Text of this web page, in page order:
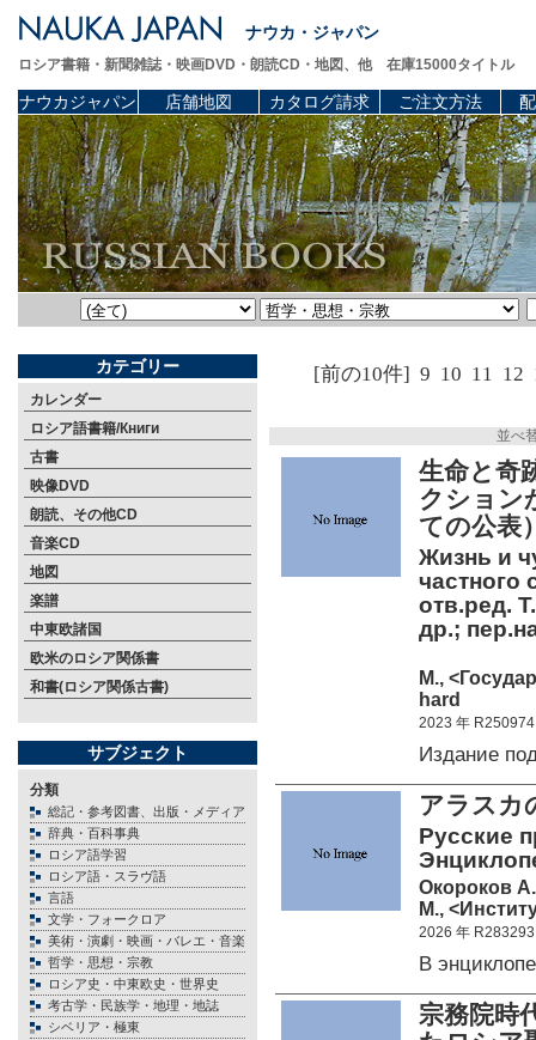
ナウカ・ジャパン
ロシア書籍・新聞雑誌・映画DVD・朗読CD・地図、他 在庫15000タイトル
ナウカジャパン 店舗地図 カタログ請求 ご注文方法
カテゴリー
カレンダー
ロシア語書籍/Книги
古書
映像DVD
朗読、その他CD
音楽CD
地図
楽譜
中東欧諸国
欧米のロシア関係書
和書(ロシア関係古書)
サブジェクト
分類
総記・参考図書、出版・メディア
辞典・百科事典
ロシア語学習
ロシア語・スラヴ語
言語
文学・フォークロア
美術・演劇・映画・バレエ・音楽
哲学・思想・宗教
ロシア史・中東欧史・世界史
考古学・民族学・地理・地誌
シベリア・極東
[前の10件] 9 10 11 12
並べ
生命と
クション
ての公表
Жизнь и
частного
отв.ред.
др.;
М.,
hard
2023 年 R250974
Издание
アラスカ
Русские
Окороков
М.,
2026 年 R283293
В
宗務院時